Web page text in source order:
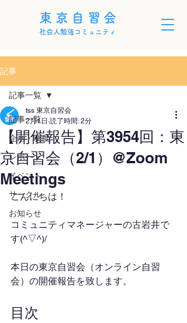
東京自習会
社会人勉強コミュニティ
記事
記事一覧
企画・制度
レポート
イベント
サークル
お知らせ
記事一覧
【開催報告】第3954回：東
京自習会（2/1）@Zoom
Meetings
tss 東京自習会
2月1日 読了時間: 2分
こんにちは！
コミュニティマネージャーの古岩井で
す(^▽^)/
本日の東京自習会（オンライン自習
会）の開催報告を致します。
目次